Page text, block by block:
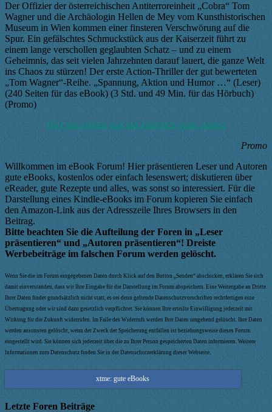
Der Offizier der österreichischen Antiterroreinheit „Cobra“ Tom
Wagner und die Archäologin Hellen de Mey vom Kunsthistorischen
Museum in Wien kommen einer finsteren Verschwörung auf die
Spur. Ein gefälschtes Schmuckstück aus der Kaiserzeit führt zu
einem lange verschollen geglaubten Schatz – und zu einem
Geheimnis, das seit vielen Jahrzehnten darauf lauert, die ganze Welt
ins Chaos zu stürzen! Der erste Action-Thriller der gut bewerteten
„Tom Wagner“-Reihe. „Spannung, Aktion und Humor …“ (Leser)
(240 Seiten für das eBook) (3 Std. und 49 Min. für das Hörbuch)
(Promo)
Hier das eBook und das Hörbuch gratis holen!
Promo
Willkommen im eBook Forum! Hier präsentieren Leser und Autoren
gute eBooks, kostenlos oder einfach lesenswert; diskutieren über
eReader, gute Rezepte und alles, was sonst so interessiert. Für die
Darstellung eines Kindle-eBooks im Forum kopieren Sie einfach
den Amazon-Link aus der Adresszeile Ihres Browsers in den
Beitrag.
Bitte beachten Sie die Aufteilung der Foren in „Leser
präsentieren“ und „Autoren präsentieren“! Dreiste
Werbebeiträge im falschen Forum werden gelöscht.
Wenn Sie die im Forum eingegebenen Daten durch Klick auf den Button „Senden“ abschicken, erklären Sie sich
damit einverstanden, dass wir Ihre Eingabe für die Darstellung im Forum abspeichern. Eine Weitergabe an Dritte
Ihrer Daten findet grundsätzlich nicht statt, es sei denn geltende Datenschutzvorschriften rechtfertigen eine
Übertragung oder wir sind dazu gesetzlich verpflichtet. Sie können Ihre erteilte Einwilligung jederzeit mit
Wirkung für die Zukunft widerrufen. Im Falle des Widerrufs werden Ihre Daten umgehend gelöscht. Ihre Daten
werden ansonsten gelöscht, wenn der Zweck der Speicherung entfallen ist beziehungsweise dieses Forum
eingestellt wird. Sie können sich jederzeit über die zu Ihrer Person gespeicherten Daten informieren. Weitere
Informationen zum Datenschutz finden Sie in der Datenschutzerklärung dieser Webseite.
xtme: gute eBooks
Letzte Foren Beiträge